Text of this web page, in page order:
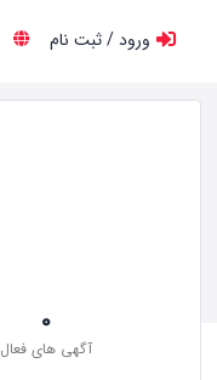
ورود / ثبت نام
0
آگهی های فعال